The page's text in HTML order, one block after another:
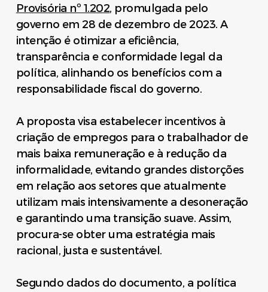
Provisória nº 1.202, promulgada pelo
governo em 28 de dezembro de 2023. A
intenção é otimizar a eficiência,
transparência e conformidade legal da
política, alinhando os benefícios com a
responsabilidade fiscal do governo.
A proposta visa estabelecer incentivos à
criação de empregos para o trabalhador de
mais baixa remuneração e à redução da
informalidade, evitando grandes distorções
em relação aos setores que atualmente
utilizam mais intensivamente a desoneração
e garantindo uma transição suave. Assim,
procura-se obter uma estratégia mais
racional, justa e sustentável.
Segundo dados do documento, a política